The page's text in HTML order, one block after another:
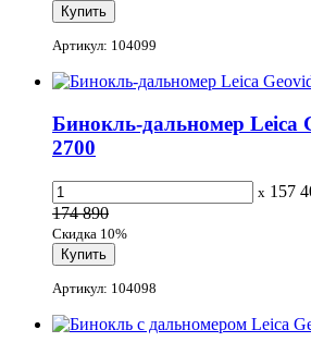
Артикул: 104099
Бинокль-дальномер Leica
2700
x 157
174 890
Скидка 10%
Артикул: 104098